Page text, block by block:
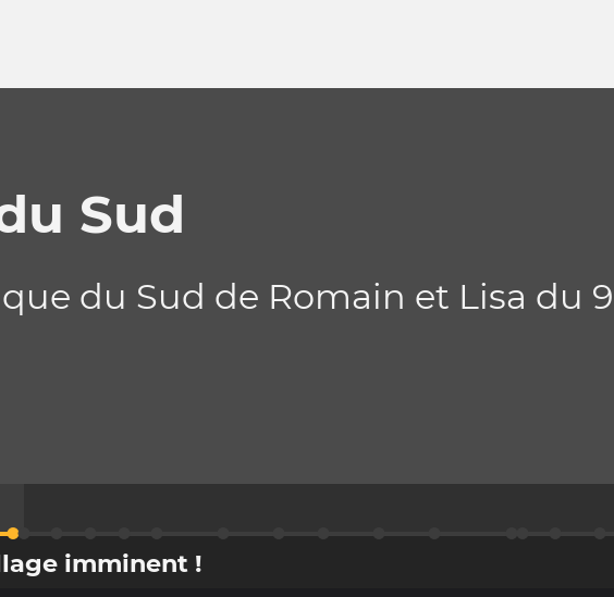
Sud
du Sud de Romain et Lisa du
imminent !